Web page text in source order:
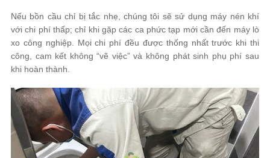
Nếu bồn cầu chỉ bị tắc nhẹ, chúng tôi sẽ sử dụng máy nén khí
với chi phí thấp; chỉ khi gặp các ca phức tạp mới cần đến máy lò
xo công nghiệp. Mọi chi phí đều được thống nhất trước khi thi
công, cam kết không “vẽ việc” và không phát sinh phụ phí sau
khi hoàn thành.